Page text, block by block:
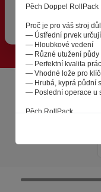
Pěch Doppel RollPack
Proč je pro váš stroj
― Ústřední prvek
― Hloubkové vedení
― Různé utužení půdy
― Perfektní kvalita
― Vhodné lože pro
― Hrubá, kyprá půdní
― Poslední operace u
Pěch RollPack